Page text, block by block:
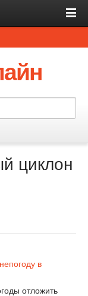
циклон
отложить